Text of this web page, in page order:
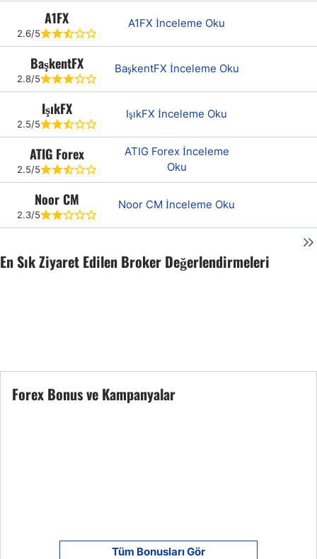
A1FX
2.6/5
A1FX İnceleme Oku
BaşkentFX
2.8/5
BaşkentFX İnceleme Oku
IşıkFX
2.5/5
IşıkFX İnceleme Oku
ATIG Forex
2.5/5
ATIG Forex İnceleme
Oku
Noor CM
2.3/5
Noor CM İnceleme Oku
En Sık Ziyaret Edilen Broker Değerlendirmeleri
Forex Bonus ve Kampanyalar
Tüm Bonusları Gör